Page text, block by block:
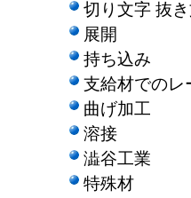
切り文字 抜
展開
持ち込み
支給材でのレ
曲げ加工
溶接
澁谷工業
特殊材